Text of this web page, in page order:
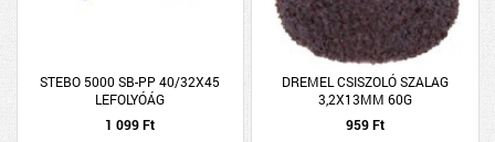
STEBO 5000 SB-PP 40/32X45
LEFOLYÓÁG
1 099 Ft
DREMEL CSISZOLÓ SZALAG
3,2X13MM 60G
959 Ft